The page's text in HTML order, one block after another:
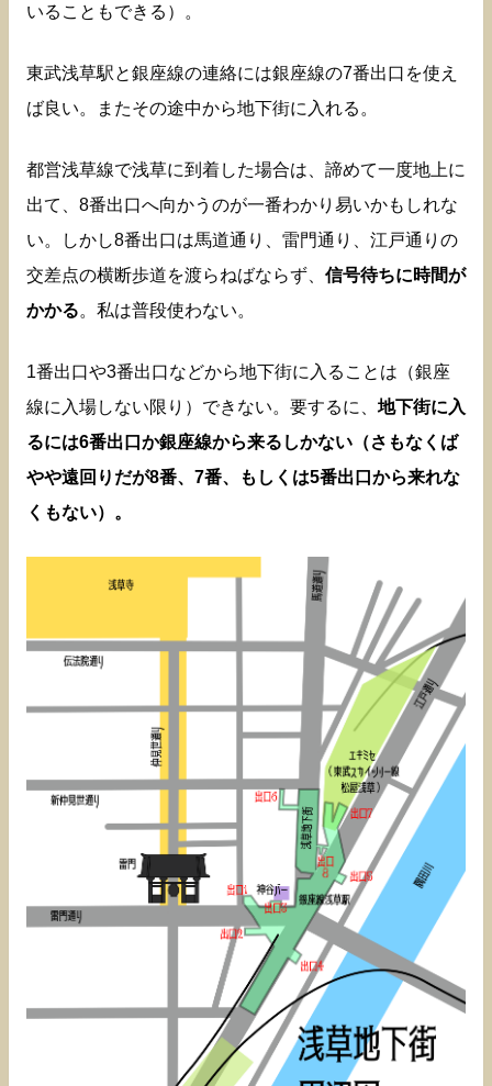
いることもできる）。
東武浅草駅と銀座線の連絡には銀座線の7番出口を使え
ば良い。またその途中から地下街に入れる。
都営浅草線で浅草に到着した場合は、諦めて一度地上に
出て、8番出口へ向かうのが一番わかり易いかもしれな
い。しかし8番出口は馬道通り、雷門通り、江戸通りの
交差点の横断歩道を渡らねばならず、 信号待ちに時間が
かかる。私は普段使わない。
1番出口や3番出口などから地下街に入ることは（銀座
線に入場しない限り）できない。要するに、 地下街に入
るには6番出口か銀座線から来るしかない（さもなくば
やや遠回りだが8番、7番、もしくは5番出口から来れな
くもない）。